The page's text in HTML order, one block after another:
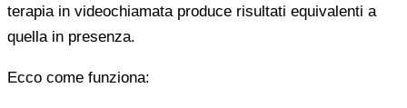
terapia in videochiamata produce risultati equivalenti a
quella in presenza.
Ecco come funziona: